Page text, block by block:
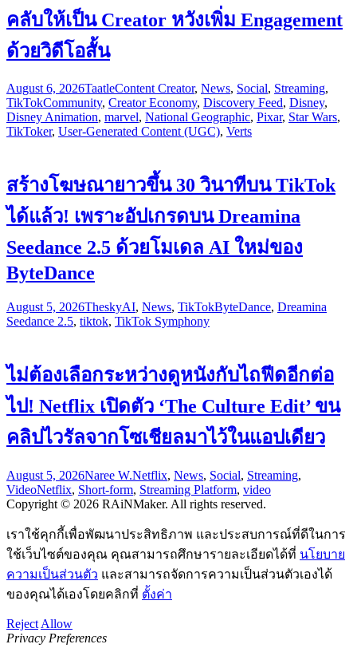
คลับให้เป็น Creator หวังเพิ่ม Engagement
ด้วยวิดีโอสั้น
August 6, 2026TaatleContent Creator, News, Social, Streaming,
TikTokCommunity, Creator Economy, Discovery Feed, Disney,
Disney Animation, marvel, National Geographic, Pixar, Star Wars,
TikToker, User-Generated Content (UGC), Verts
สร้างโฆษณายาวขึ้น 30 วินาทีบน TikTok
ได้แล้ว! เพราะอัปเกรดบน Dreamina
Seedance 2.5 ด้วยโมเดล AI ใหม่ของ
ByteDance
August 5, 2026TheskyAI, News, TikTokByteDance, Dreamina
Seedance 2.5, tiktok, TikTok Symphony
ไม่ต้องเลือกระหว่างดูหนังกับไถฟีดอีกต่อ
ไป! Netflix เปิดตัว ‘The Culture Edit’ ขน
คลิปไวรัลจากโซเชียลมาไว้ในแอปเดียว
August 5, 2026Naree W.Netflix, News, Social, Streaming,
VideoNetflix, Short-form, Streaming Platform, video
Copyright © 2026 RAiNMaker. All rights reserved.
เราใช้คุกกี้เพื่อพัฒนาประสิทธิภาพ และประสบการณ์ที่ดีในการ
ใช้เว็บไซต์ของคุณ คุณสามารถศึกษารายละเอียดได้ที่ นโยบาย
ความเป็นส่วนตัว และสามารถจัดการความเป็นส่วนตัวเองได้
ของคุณได้เองโดยคลิกที่ ตั้งค่า
Reject Allow
Privacy Preferences